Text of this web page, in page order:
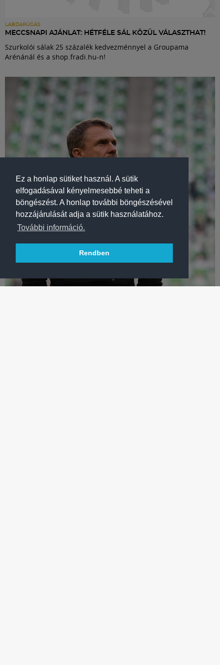
Ez a honlap sütiket használ. A sütik
elfogadásával kényelmesebbé teheti a
böngészést. A honlap további böngészésével
hozzájárulását adja a sütik használatához.
További információ.
Rendben
LABDARÚGÁS
MECCSNAPI AJÁNLAT: HÉTFÉLE SÁL KÖZÜL VÁLASZTHAT!
Szurkolói sálak 25 százalék kedvezménnyel a Groupama
Arénánál és a shop.fradi.hu-n!